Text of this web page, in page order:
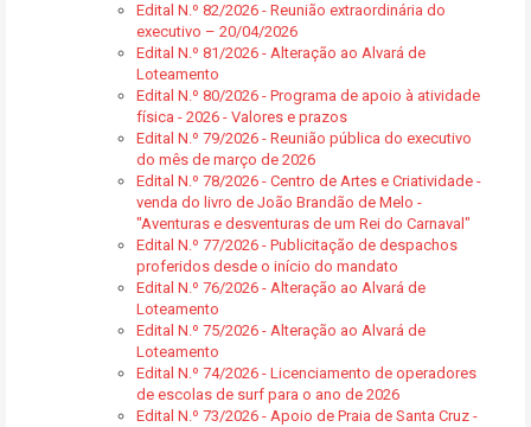
Edital N.º 82/2026 - Reunião extraordinária do
executivo – 20/04/2026
Edital N.º 81/2026 - Alteração ao Alvará de
Loteamento
Edital N.º 80/2026 - Programa de apoio à atividade
física - 2026 - Valores e prazos
Edital N.º 79/2026 - Reunião pública do executivo
do mês de março de 2026
Edital N.º 78/2026 - Centro de Artes e Criatividade -
venda do livro de João Brandão de Melo -
"Aventuras e desventuras de um Rei do Carnaval"
Edital N.º 77/2026 - Publicitação de despachos
proferidos desde o início do mandato
Edital N.º 76/2026 - Alteração ao Alvará de
Loteamento
Edital N.º 75/2026 - Alteração ao Alvará de
Loteamento
Edital N.º 74/2026 - Licenciamento de operadores
de escolas de surf para o ano de 2026
Edital N.º 73/2026 - Apoio de Praia de Santa Cruz -